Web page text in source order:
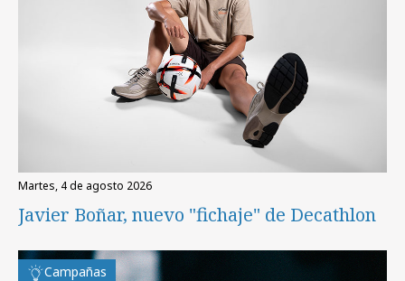
martes, 4 de agosto 2026
Javier Boñar, nuevo "fichaje" de Decathlon
Campañas